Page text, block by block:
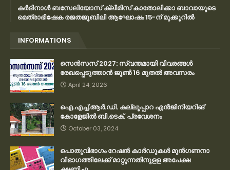
കര്‍ദിനാള്‍ ബസേലിയോസ് ക്ലീമിസ് കാതോലിക്കാ ബാവായുടെ
മെത്രാഭിഷേക രജതജൂബിലി ആഘോഷം 15-ന് മുക്കൂറില്‍
INFORMATIONS
സെന്‍സസ് 2027: സ്വന്തമായി വിവരങ്ങള്‍
രേഖപ്പെടുത്താന്‍ ജൂണ്‍ 16 മുതല്‍ അവസരം
April 24, 2026
ഐ.എച്ച്.ആർ.ഡി. കല്ലൂപ്പാറ എൻജിനിയറിങ്
കോളേജിൽ ബി.ടെക്. പ്രവേശനം
October 03, 2024
പൊതുവിഭാഗം റേഷന്‍ കാര്‍ഡുകള്‍ മുന്‍ഗണനാ
വിഭാഗത്തിലേക്ക് മാറ്റുന്നതിനുളള അപേക്ഷ